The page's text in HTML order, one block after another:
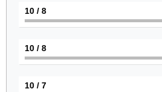
8
/ 10
8
/ 10
7
/ 10